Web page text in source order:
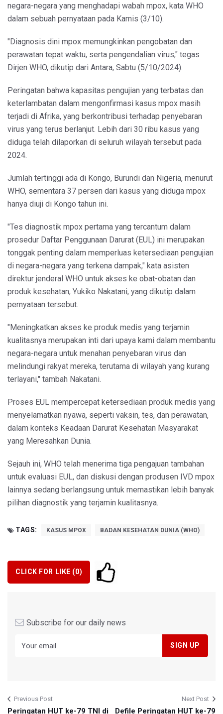
negara-negara yang menghadapi wabah mpox, kata WHO
dalam sebuah pernyataan pada Kamis (3/10).
"Diagnosis dini mpox memungkinkan pengobatan dan
perawatan tepat waktu, serta pengendalian virus," tegas
Dirjen WHO, dikutip dari Antara, Sabtu (5/10/2024).
Peringatan bahwa kapasitas pengujian yang terbatas dan
keterlambatan dalam mengonfirmasi kasus mpox masih
terjadi di Afrika, yang berkontribusi terhadap penyebaran
virus yang terus berlanjut. Lebih dari 30 ribu kasus yang
diduga telah dilaporkan di seluruh wilayah tersebut pada
2024.
Jumlah tertinggi ada di Kongo, Burundi dan Nigeria, menurut
WHO, sementara 37 persen dari kasus yang diduga mpox
hanya diuji di Kongo tahun ini.
"Tes diagnostik mpox pertama yang tercantum dalam
prosedur Daftar Penggunaan Darurat (EUL) ini merupakan
tonggak penting dalam memperluas ketersediaan pengujian
di negara-negara yang terkena dampak," kata asisten
direktur jenderal WHO untuk akses ke obat-obatan dan
produk kesehatan, Yukiko Nakatani, yang dikutip dalam
pernyataan tersebut.
"Meningkatkan akses ke produk medis yang terjamin
kualitasnya merupakan inti dari upaya kami dalam membantu
negara-negara untuk menahan penyebaran virus dan
melindungi rakyat mereka, terutama di wilayah yang kurang
terlayani," tambah Nakatani.
Proses EUL mempercepat ketersediaan produk medis yang
menyelamatkan nyawa, seperti vaksin, tes, dan perawatan,
dalam konteks Keadaan Darurat Kesehatan Masyarakat
yang Meresahkan Dunia.
Sejauh ini, WHO telah menerima tiga pengajuan tambahan
untuk evaluasi EUL, dan diskusi dengan produsen IVD mpox
lainnya sedang berlangsung untuk memastikan lebih banyak
pilihan diagnostik yang terjamin kualitasnya.
TAGS: KASUS MPOX BADAN KESEHATAN DUNIA (WHO)
CLICK FOR LIKE (0)
Subscribe for our daily news
Previous Post
Peringatan HUT ke-79 TNI di
Next Post
Defile Peringatan HUT ke-79